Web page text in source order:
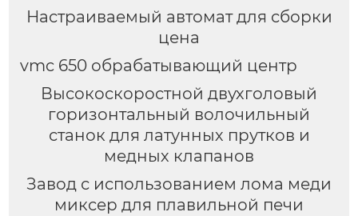
Настраиваемый автомат для сборки
цена
vmc 650 обрабатывающий центр
Высокоскоростной двухголовый
горизонтальный волочильный
станок для латунных прутков и
медных клапанов
Завод с использованием лома меди
миксер для плавильной печи